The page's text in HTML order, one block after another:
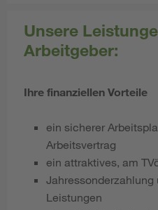
Unsere
Arbeitgeber:
Ihre finanziellen Vorteile
ein sicherer
Arbeitsvertrag
ein attraktives, am
Leistungen